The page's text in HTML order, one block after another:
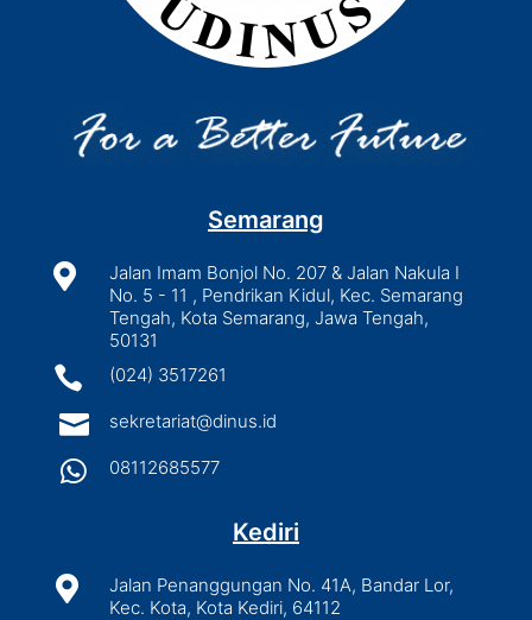
Semarang

Jalan Imam Bonjol No. 207 & Jalan Nakula I
No. 5 - 11 , Pendrikan Kidul, Kec. Semarang
Tengah, Kota Semarang, Jawa Tengah,
50131
 (024) 3517261
 sekretariat@dinus.id
 08112685577
Kediri

Jalan Penanggungan No. 41A, Bandar Lor,
Kec. Kota, Kota Kediri, 64112